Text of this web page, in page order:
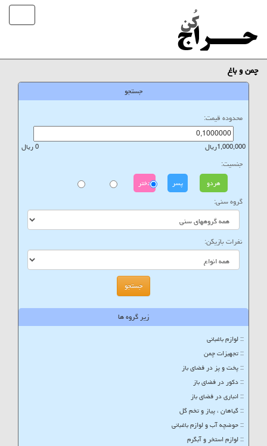
چمن و باغ
جستجو
محدوده قیمت:
1,000,000ریال 0 ریال
جنسیت:
هردو پسر دختر
گروه سنی:
نفرات بازیکن:
زیر گروه ها
:: لوازم باغبانی
:: تجهیزات چمن
:: پخت و پز در فضای باز
:: دکور در فضای باز
:: انباری در فضای باز
:: گیاهان ، پیاز و تخم گل
:: حوضچه آب و لوازم باغبانی
:: لوازم استخر و آبگرم